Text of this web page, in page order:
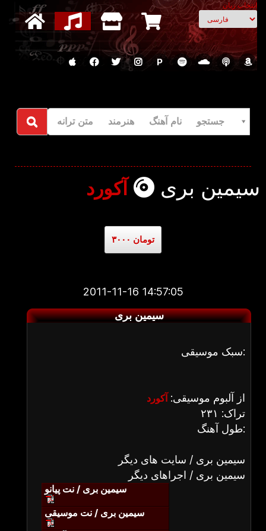
انتخاب زبان
P
جستجو نام آهنگ هنرمند متن ترانه
سیمین بری آکورد
۳۰۰۰ تومان
2011-11-16 14:57:05
سیمین بری
سبک موسیقی:
از آلبوم موسیقی: آکورد
تراک: ۲۳۱
طول آهنگ:
سیمین بری / سایت های دیگر
سیمین بری / اجراهای دیگر
سیمین بری / نت پیانو
سیمین بری / نت موسیقی